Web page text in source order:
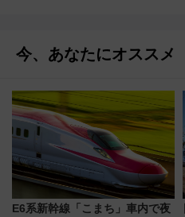
今、あなたにオススメ
E6系新幹線「こまち」車内で夜